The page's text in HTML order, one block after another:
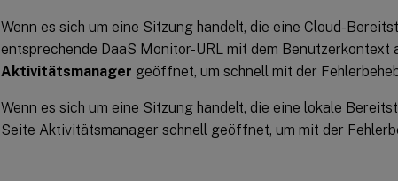
Wenn es sich um eine Sitzung handelt, die eine Cloud-
entsprechende DaaS Monitor-URL mit dem Benutzerkontext
Aktivitätsmanager geöffnet, um schnell mit der
Wenn es sich um eine Sitzung handelt, die eine lokale
Seite Aktivitätsmanager schnell geöffnet, um mit der